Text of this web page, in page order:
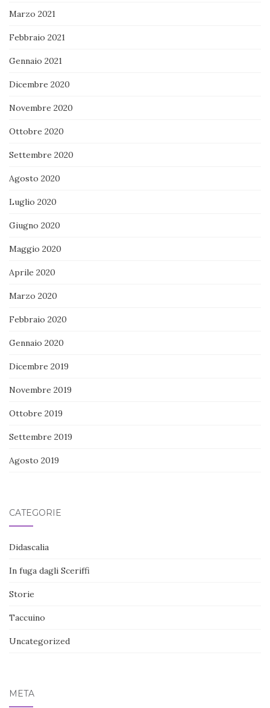
Marzo 2021
Febbraio 2021
Gennaio 2021
Dicembre 2020
Novembre 2020
Ottobre 2020
Settembre 2020
Agosto 2020
Luglio 2020
Giugno 2020
Maggio 2020
Aprile 2020
Marzo 2020
Febbraio 2020
Gennaio 2020
Dicembre 2019
Novembre 2019
Ottobre 2019
Settembre 2019
Agosto 2019
CATEGORIE
Didascalia
In fuga dagli Sceriffi
Storie
Taccuino
Uncategorized
META